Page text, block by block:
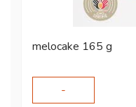
melocake 165 g
-